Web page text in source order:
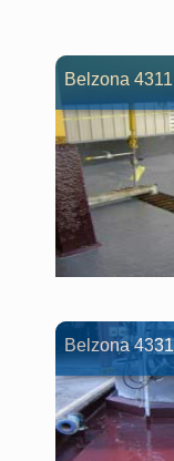
Belzona 4311
Belzona 4331